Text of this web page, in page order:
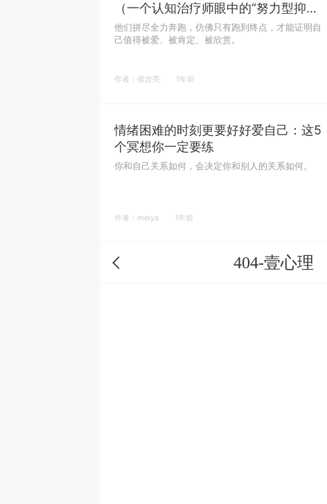
（一个认知治疗师眼中的“努力型抑
郁”）
他们拼尽全力奔跑，仿佛只有跑到终点，才能证明自
己值得被爱、被肯定、被欣赏。
作者：侯吉亮 1年前
情绪困难的时刻更要好好爱自己：这5
个冥想你一定要练
你和自己关系如何，会决定你和别人的关系如何。
作者：meiya 1年前
404-壹心理